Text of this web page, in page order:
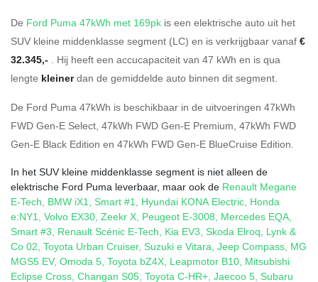
De Ford Puma 47kWh met 169pk is een elektrische auto uit het
SUV kleine middenklasse segment (LC) en is verkrijgbaar vanaf €
32.345,- . Hij heeft een accucapaciteit van 47 kWh en is qua
lengte kleinerdan de gemiddelde auto binnen dit segment.
De Ford Puma 47kWh is beschikbaar in de uitvoeringen 47kWh
FWD Gen-E Select, 47kWh FWD Gen-E Premium, 47kWh FWD
Gen-E Black Edition en 47kWh FWD Gen-E BlueCruise Edition.
In het SUV kleine middenklasse segment is niet alleen de
elektrische Ford Puma leverbaar, maar ook de Renault Megane
E-Tech, BMW iX1, Smart #1, Hyundai KONA Electric, Honda
e:NY1, Volvo EX30, Zeekr X, Peugeot E-3008, Mercedes EQA,
Smart #3, Renault Scénic E-Tech, Kia EV3, Skoda Elroq, Lynk &
Co 02, Toyota Urban Cruiser, Suzuki e Vitara, Jeep Compass, MG
MGS5 EV, Omoda 5, Toyota bZ4X, Leapmotor B10, Mitsubishi
Eclipse Cross, Changan S05, Toyota C-HR+, Jaecoo 5, Subaru